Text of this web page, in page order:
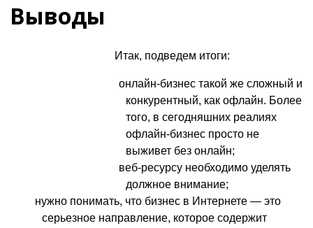
Выводы
Итак, подведем итоги:
онлайн-бизнес такой же сложный и
конкурентный, как офлайн. Более
того, в сегодняшних реалиях
офлайн-бизнес просто не
выживет без онлайн;
веб-ресурсу необходимо уделять
должное внимание;
нужно понимать, что бизнес в Интернете — это
серьезное направление, которое содержит